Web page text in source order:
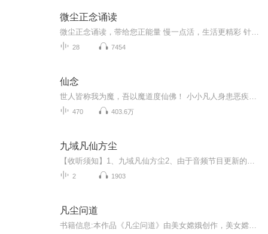
微尘正念诵读
28 7454
仙念
470 403.6万
九域凡仙方尘
2 1903
凡尘问道